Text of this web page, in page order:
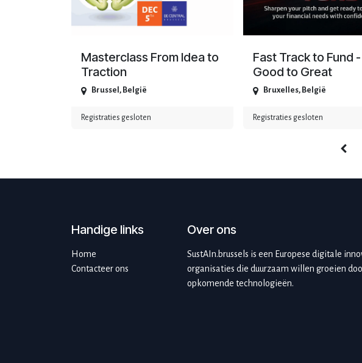
Masterclass From Idea to
Traction
Brussel , België
Registraties gesloten
Fast Track to Fund
Good to Great
Bruxelles, België
Registraties gesloten
Handige links
Home
Contacteer ons
Over ons
SustAIn.brussels is een Europese digitale
organisaties die duurzaam willen groeien
opkomende technologieën.